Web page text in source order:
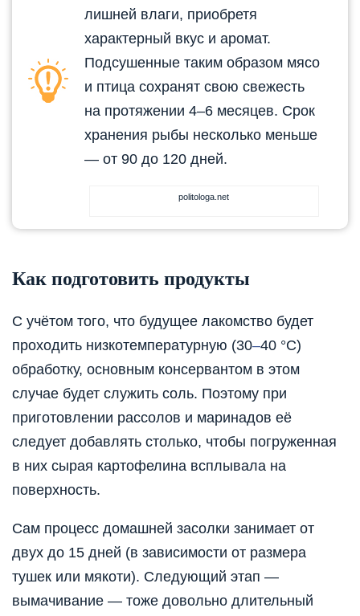
лишней влаги, приобретя
характерный вкус и аромат.
Подсушенные таким образом мясо
и птица сохранят свою свежесть
на протяжении 4–6 месяцев. Срок
хранения рыбы несколько меньше
— от 90 до 120 дней.
politologa.net
Как подготовить продукты
С учётом того, что будущее лакомство будет
проходить низкотемпературную (30–40 °C)
обработку, основным консервантом в этом
случае будет служить соль. Поэтому при
приготовлении рассолов и маринадов её
следует добавлять столько, чтобы погруженная
в них сырая картофелина всплывала на
поверхность.
Сам процесс домашней засолки занимает от
двух до 15 дней (в зависимости от размера
тушек или мякоти). Следующий этап —
вымачивание — тоже довольно длительный